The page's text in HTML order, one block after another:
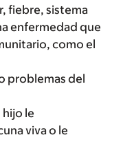
fiebre, sistema
enfermedad que
como el
problemas del
le
viva o le